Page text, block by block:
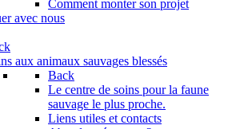
Comment monter son projet
avec nous
aux animaux sauvages blessés
Back
Le centre de soins pour la faune
sauvage le plus proche.
Liens utiles et contacts